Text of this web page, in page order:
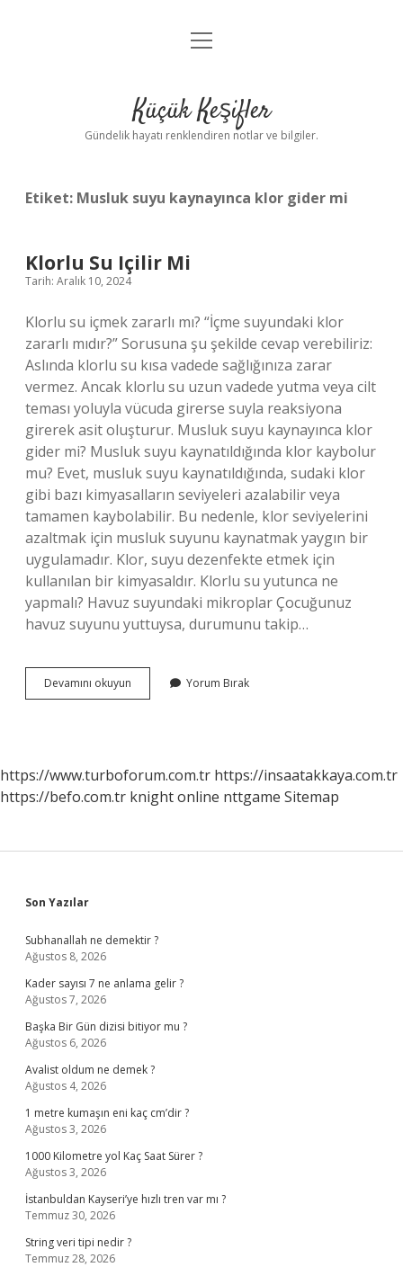
Anasayfa
Yasal Uyarı
menüyü
Küçük Keşifler
Gündelik hayatı renklendiren notlar ve bilgiler.
Etiket: Musluk suyu kaynayınca klor gider mi
Klorlu Su Içilir Mi
Tarih: Aralık 10, 2024
Klorlu su içmek zararlı mı? “İçme suyundaki klor
zararlı mıdır?” Sorusuna şu şekilde cevap verebiliriz:
Aslında klorlu su kısa vadede sağlığınıza zarar
vermez. Ancak klorlu su uzun vadede yutma veya cilt
teması yoluyla vücuda girerse suyla reaksiyona
girerek asit oluşturur. Musluk suyu kaynayınca klor
gider mi? Musluk suyu kaynatıldığında klor kaybolur
mu? Evet, musluk suyu kaynatıldığında, sudaki klor
gibi bazı kimyasalların seviyeleri azalabilir veya
tamamen kaybolabilir. Bu nedenle, klor seviyelerini
azaltmak için musluk suyunu kaynatmak yaygın bir
uygulamadır. Klor, suyu dezenfekte etmek için
kullanılan bir kimyasaldır. Klorlu su yutunca ne
yapmalı? Havuz suyundaki mikroplar Çocuğunuz
havuz suyunu yuttuysa, durumunu takip…
Devamını okuyun
Su
Yorum Bırak
https://www.turboforum.com.tr https://insaatakkaya.com.tr
https://befo.com.tr knight online nttgame Sitemap
Sidebar
Son Yazılar
Subhanallah ne demektir ?
Ağustos 8, 2026
Kader sayısı 7 ne anlama gelir ?
Ağustos 7, 2026
Başka Bir Gün dizisi bitiyor mu ?
Ağustos 6, 2026
Avalist oldum ne demek ?
Ağustos 4, 2026
1 metre kumaşın eni kaç cm’dir ?
Ağustos 3, 2026
1000 Kilometre yol Kaç Saat Sürer ?
Ağustos 3, 2026
İstanbuldan Kayseri’ye hızlı tren var mı ?
Temmuz 30, 2026
String veri tipi nedir ?
Temmuz 28, 2026